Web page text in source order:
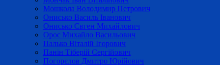
Мошкола Володимир Петрович
Онисько Василь Іванович
Онисько Євген Михайлович
Орос Михайло Васильович
Палько Віталій Ігорович
Панін Тіберій Сергійович
Погорєлов Дмитро Юрійович